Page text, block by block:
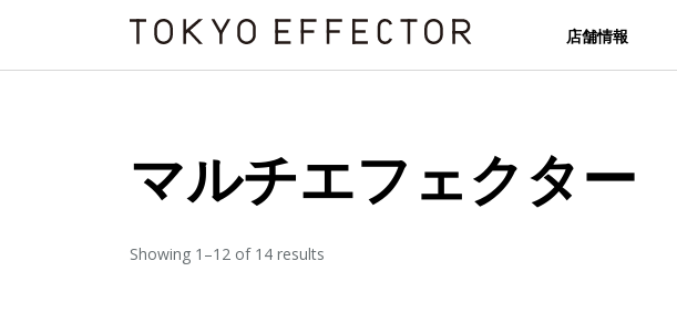
店舗情報
マルチエフェクター
Showing 1–12 of 14 results